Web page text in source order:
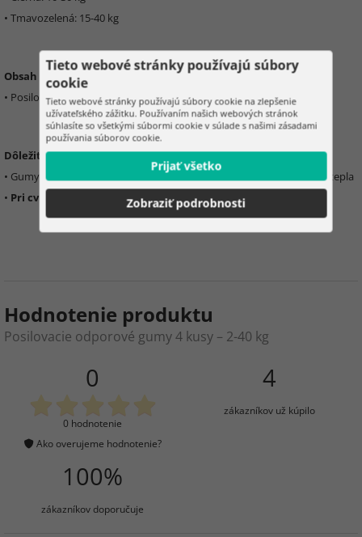
• Tmavozelená: 15-40 kg
Obsah balenia:
• Posilovacie odporové gumy 4 kusy – 2-40 kg
Dôležité informácie:
• Gumy skladujte na
suchom mieste
, mimo ostrých hrán a zdrojov tepla
• Pri cvičení buďte opatrní
Hodnotenie produktu
Posilovacie odporové gumy 4 kusy – 2-40 kg
0
0 hodnotenie
Ako overujeme hodnotenie?
4
zákazníkov už kúpilo
100%
zákazníkov doporučuje
Tieto webové stránky používajú súbory
cookie
Tieto webové stránky používajú súbory cookie na zlepšenie
užívateľského zážitku. Používaním našich webových stránok
súhlasíte so všetkými súbormi cookie v súlade s našimi zásadami
používania súborov cookie.
Prijať všetko
Zobraziť podrobnosti